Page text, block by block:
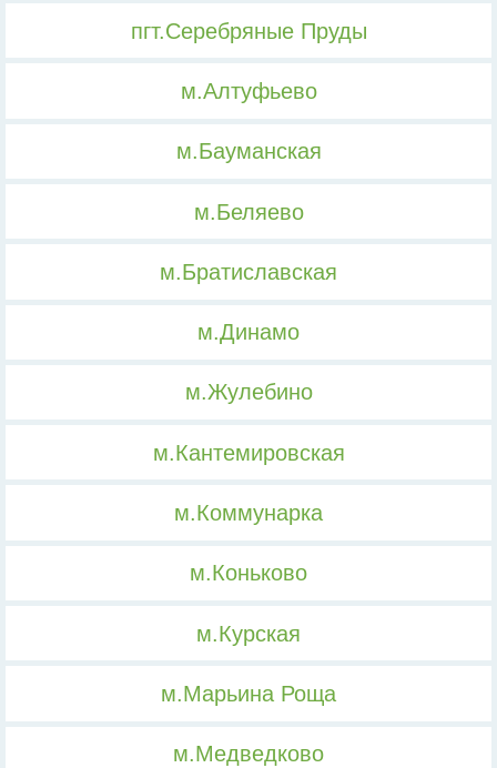
пгт.Серебряные Пруды
м.Алтуфьево
м.Бауманская
м.Беляево
м.Братиславская
м.Динамо
м.Жулебино
м.Кантемировская
м.Коммунарка
м.Коньково
м.Курская
м.Марьина Роща
м.Медведково